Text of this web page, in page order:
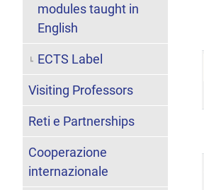
modules taught in
English
ECTS Label
Visiting Professors
Reti e Partnerships
Cooperazione
internazionale